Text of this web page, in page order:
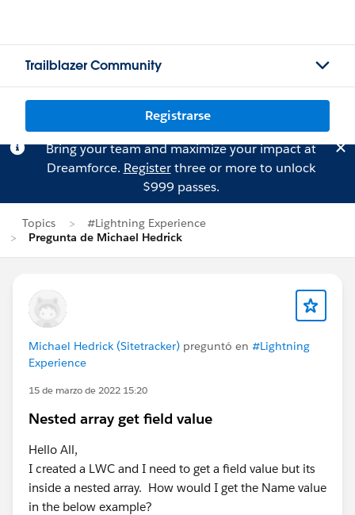
Trailblazer Community
Registrarse
Bring your team and maximize your impact at
Dreamforce. Registerthree or more to unlock
$999 passes.
Topics
#Lightning Experience
Pregunta de Michael Hedrick
Michael Hedrick (Sitetracker) preguntó en #Lightning
Experience
15 de marzo de 2022 15:20
Nested array get field value
Hello All,
I created a LWC and I need to get a field value but its
inside a nested array. How would I get the Name value
in the below example?